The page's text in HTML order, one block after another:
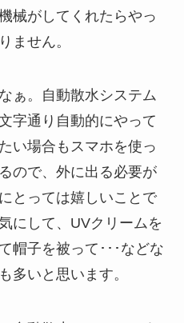
械がしてくれたらやっ
ません。
ぁ。自動散水システム
字通り自動的にやって
い場合もスマホを使っ
ので、外に出る必要が
とっては嬉しいことで
にして、UVクリームを
帽子を被って･･･などな
多いと思います。